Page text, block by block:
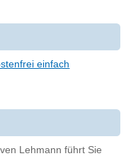
einfach
Lehmann führt Sie